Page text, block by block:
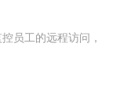
员工的远程访问，